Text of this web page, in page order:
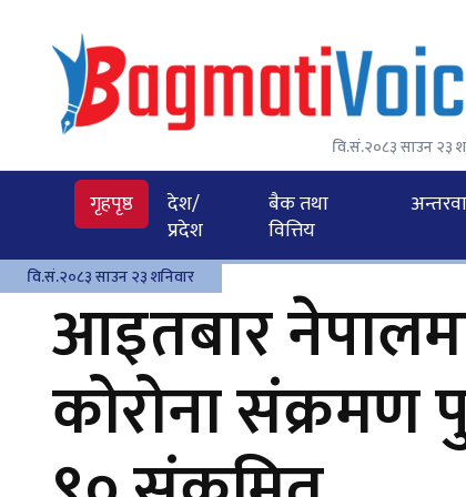
वि.सं.२०८३ साउन २३
गृहपृष्ठ
देश/
प्रदेश
बैक तथा
वित्तिय
वि.सं.२०८३ साउन २३ शनिवार
आइतबार
कोरोना संक्रमण